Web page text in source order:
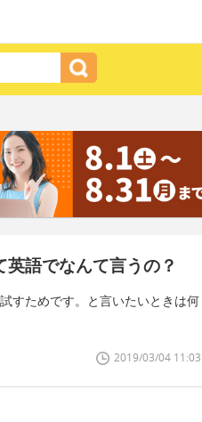
語でなんて言うの？
すためです。と言いたいときは何
2019/03/04 11:03